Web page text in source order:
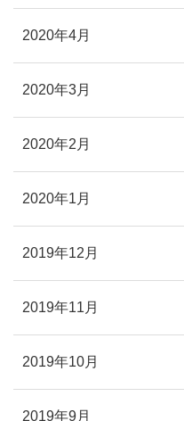
2020年4月
2020年3月
2020年2月
2020年1月
2019年12月
2019年11月
2019年10月
2019年9月